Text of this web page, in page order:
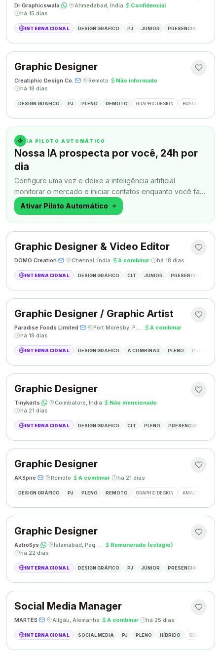
Dr Graphicswala· · Ahmedabad, Índia· Confidencial·
há 15 dias
INTERNACIONAL DESIGN GRÁFICO PJ JÚNIOR PRESENCIAL
Graphic Designer
Creatiphic Design Co.· · Remoto· Não informado·
há 18 dias
DESIGN GRÁFICO PJ PLENO REMOTO GRAPHIC DESIGN BRANDING
IA PILOTO AUTOMÁTICO
Nossa IA prospecta por você, 24h por
dia
Configure uma vez e deixe a inteligência artificial
monitorar o mercado e iniciar contatos enquanto você faz
outra coisa.
Ativar Piloto Automático
Graphic Designer & Video Editor
DOMO Creation· · Chennai, Índia· A combinar· há 18 dias
INTERNACIONAL DESIGN GRÁFICO CLT JÚNIOR PRESENCIAL
Graphic Designer / Graphic Artist
Paradise Foods Limited· · Port Moresby, Papua Nova Guiné · A combinar·
há 18 dias
INTERNACIONAL DESIGN GRÁFICO A COMBINAR PLENO
Graphic Designer
Tinykarts· · Coimbatore, Índia· Não mencionado·
há 21 dias
INTERNACIONAL DESIGN GRÁFICO CLT PLENO PRESENCIAL
Graphic Designer
AKSpire· · Remoto· A combinar· há 21 dias
DESIGN GRÁFICO PJ PLENO REMOTO GRAPHIC DESIGN AMAZON A+
Graphic Designer
AztroSys· · Islamabad, Paquistão · Remunerado (estágio)·
há 22 dias
INTERNACIONAL DESIGN GRÁFICO PJ JÚNIOR PRESENCIAL
Social Media Manager
MARTÈS· · Allgäu, Alemanha· A combinar· há 25 dias
INTERNACIONAL SOCIAL MEDIA PJ PLENO HÍBRIDO SOCIAL MEDIA